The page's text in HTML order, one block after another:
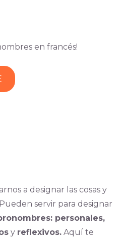
en francés!
a designar las cosas y
servir para designar
personales,
y reflexivos.Aquí te